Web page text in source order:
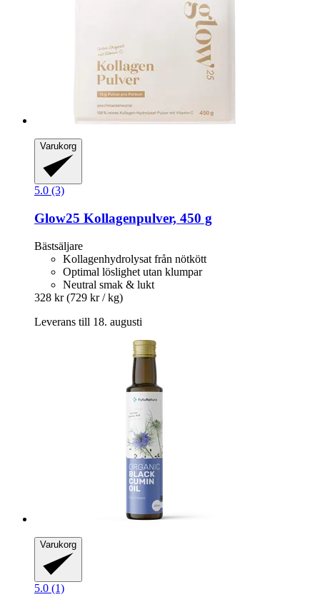
Varukorg
5.0 (3)
Glow25 Kollagenpulver, 450 g
Bästsäljare
Kollagenhydrolysat från nötkött
Optimal löslighet utan klumpar
Neutral smak & lukt
328 kr (729 kr / kg)
Leverans till 18. augusti
Varukorg
5.0 (1)